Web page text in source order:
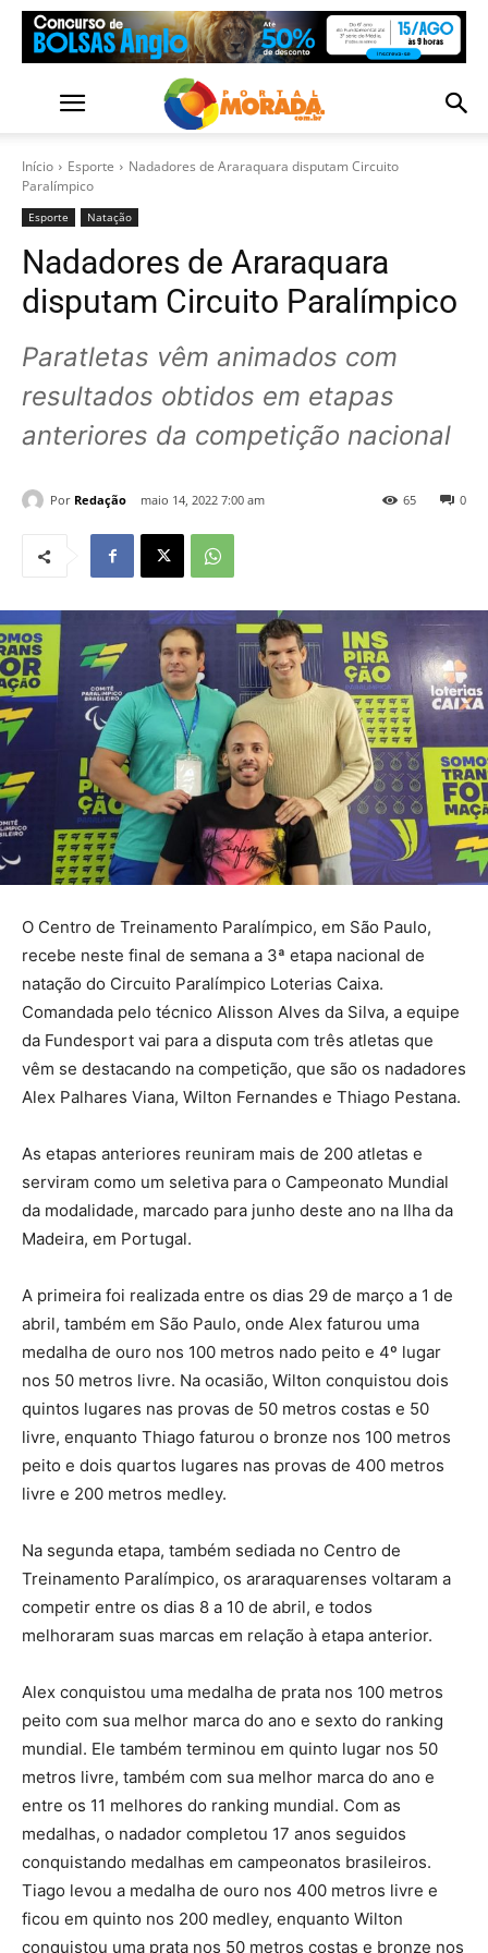
Início Esporte
Nadadores de Araraquara disputam Circuito
Paralímpico
Esporte Natação
Nadadores de Araraquara
disputam Circuito Paralímpico
Paratletas vêm animados com
resultados obtidos em etapas
anteriores da competição nacional
Por Redação maio 14, 2022 7:00 am 0
65
O Centro de Treinamento Paralímpico, em São Paulo,
recebe neste final de semana a 3ª etapa nacional de
natação do Circuito Paralímpico Loterias Caixa.
Comandada pelo técnico Alisson Alves da Silva, a equipe
da Fundesport vai para a disputa com três atletas que
vêm se destacando na competição, que são os nadadores
Alex Palhares Viana, Wilton Fernandes e Thiago Pestana.
As etapas anteriores reuniram mais de 200 atletas e
serviram como um seletiva para o Campeonato Mundial
da modalidade, marcado para junho deste ano na Ilha da
Madeira, em Portugal.
A primeira foi realizada entre os dias 29 de março a 1 de
abril, também em São Paulo, onde Alex faturou uma
medalha de ouro nos 100 metros nado peito e 4º lugar
nos 50 metros livre. Na ocasião, Wilton conquistou dois
quintos lugares nas provas de 50 metros costas e 50
livre, enquanto Thiago faturou o bronze nos 100 metros
peito e dois quartos lugares nas provas de 400 metros
livre e 200 metros medley.
Na segunda etapa, também sediada no Centro de
Treinamento Paralímpico, os araraquarenses voltaram a
competir entre os dias 8 a 10 de abril, e todos
melhoraram suas marcas em relação à etapa anterior.
Alex conquistou uma medalha de prata nos 100 metros
peito com sua melhor marca do ano e sexto do ranking
mundial. Ele também terminou em quinto lugar nos 50
metros livre, também com sua melhor marca do ano e
entre os 11 melhores do ranking mundial. Com as
medalhas, o nadador completou 17 anos seguidos
conquistando medalhas em campeonatos brasileiros.
Tiago levou a medalha de ouro nos 400 metros livre e
ficou em quinto nos 200 medley, enquanto Wilton
conquistou uma prata nos 50 metros costas e bronze nos